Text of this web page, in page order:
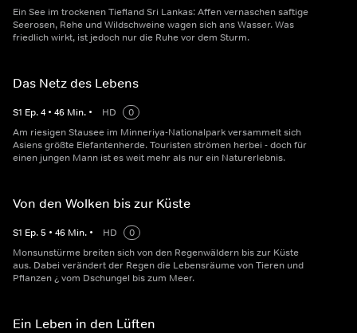
Ein See im trockenen Tiefland Sri Lankas: Affen vernaschen saftige
Seerosen, Rehe und Wildschweine wagen sich ans Wasser. Was
friedlich wirkt, ist jedoch nur die Ruhe vor dem Sturm.
Das Netz des Lebens
S1 Ep.4 • 46 Min. • HD
0
Am riesigen Stausee im Minneriya-Nationalpark versammelt sich
Asiens größte Elefantenherde. Touristen strömen herbei - doch für
einen jungen Mann ist es weit mehr als nur ein Naturerlebnis.
Von den Wolken bis zur Küste
S1 Ep.5 • 46 Min. • HD
0
Monsunstürme breiten sich von den Regenwäldern bis zur Küste
aus. Dabei verändert der Regen die Lebensräume von Tieren und
Pflanzen ¿ vom Dschungel bis zum Meer.
Ein Leben in den Lüften